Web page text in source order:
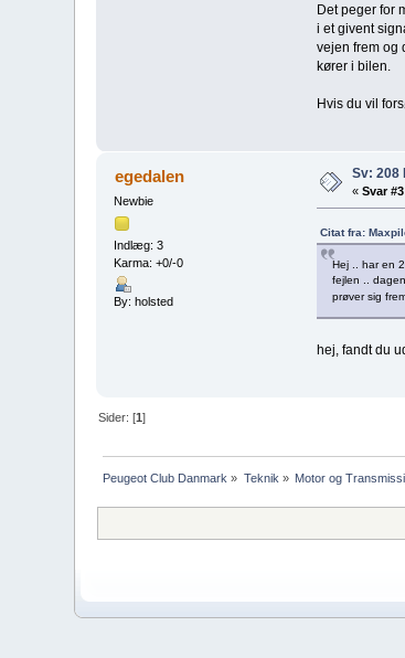
Det peger for
i et givent
vejen frem og
kører i bilen.
Hvis du vil
egedalen
Newbie
Indlæg: 3
Karma: +0/-0
By: holsted
Sv: 208
«Svar
Citat fra:
Hej .. har en
fejlen ..
prøver sig
hej, fandt du
Sider: [1]
Peugeot Club Danmark » Teknik » Motor og